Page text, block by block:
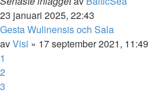
23 januari 2025, 22:43
Gesta Wulinensis och Sala
avVisi » 17 september 2021, 11:49
1
2
3